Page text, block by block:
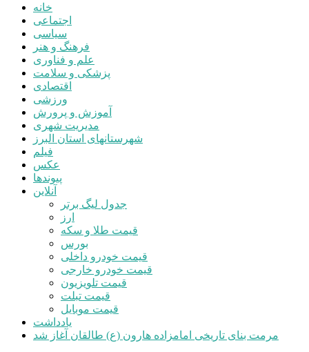
خانه
اجتماعی
سیاسی
فرهنگ و هنر
علم و فناوری
پزشکی و سلامت
اقتصادی
ورزشی
آموزش و پرورش
مدیریت شهری
شهرستانهای استان البرز
فیلم
عکس
پیوندها
آنلاین
جدول لیگ برتر
ارز
قیمت طلا و سکه
بورس
قیمت خودرو داخلی
قیمت خودرو خارجی
قیمت تلویزیون
قیمت تبلت
قیمت موبایل
یادداشت
مرمت بنای تاریخی امامزاده هارون (ع) طالقان آغاز شد